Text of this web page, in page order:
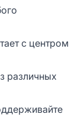
с центром
различных